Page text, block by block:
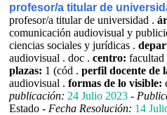
profesor/a titular de
profesor/a titular de universidad .
comunicación audiovisual y
ciencias sociales y jurídicas .
audiovisual . doc . centro: facultad
plazas: 1 (cód . perfil docente de
audiovisual . formas de lo visible:
publicación: 24 Julio 2023 -
Estado - Fecha Resolución: 14